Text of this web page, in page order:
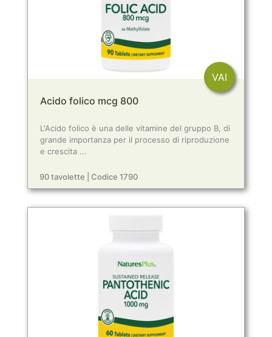
VAI
Acido folico mcg 800
L'Acido folico è una delle vitamine del gruppo B, di
grande importanza per il processo di riproduzione
e crescita ...
90 tavolette | Codice 1790